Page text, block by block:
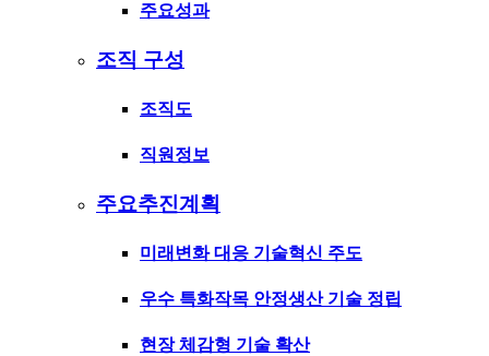
주요성과
조직 구성
조직도
직원정보
주요추진계획
미래변화 대응 기술혁신 주도
우수 특화작목 안정생산 기술 정립
현장 체감형 기술 확산